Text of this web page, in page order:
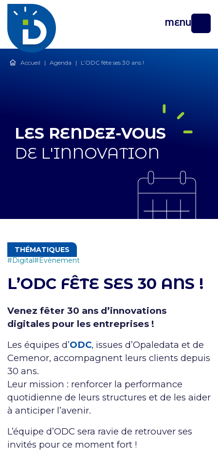
MENU
Accueil | Agenda | L’ODC fête ses 30 ans !
LES RENDEZ-VOUS
DE L'INNOVATION
THÉMATIQUES
Digital
Evènement
L’ODC FÊTE SES 30 ANS !
Venez fêter 30 ans d’innovations
digitales pour les entreprises !
Les équipes d’ODC, issues d’Opaledata et de
Cemenor, accompagnent leurs clients depuis
30 ans.
Leur mission : renforcer la performance
quotidienne de leurs structures et de les aider
à anticiper l’avenir.
L’équipe d’ODC sera ravie de retrouver ses
invités pour ce moment fort !